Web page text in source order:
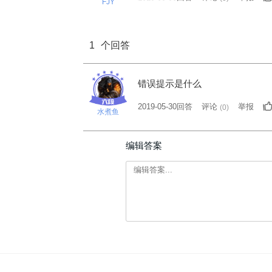
FJY
1 个回答
水煮鱼
错误提示是什么
2019-05-30回答 评论 (0) 举报
编辑答案